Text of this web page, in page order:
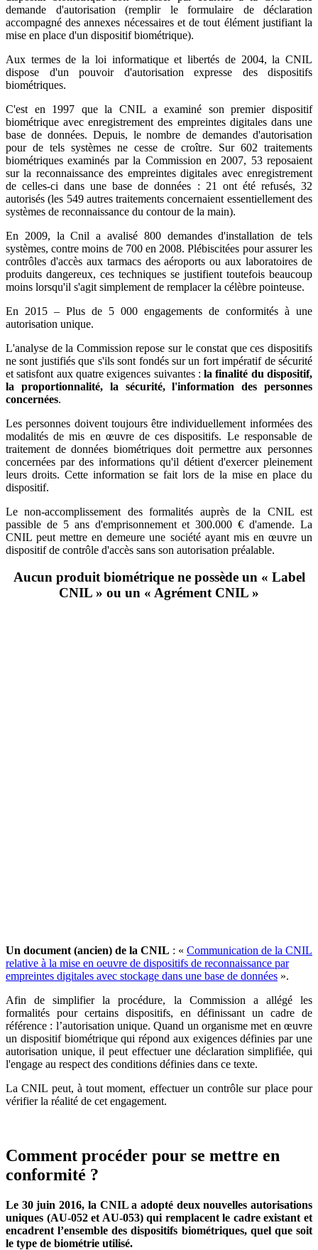
demande d'autorisation (remplir le formulaire de déclaration
accompagné des annexes nécessaires et de tout élément justifiant la
mise en place d'un dispositif biométrique).
Aux termes de la loi informatique et libertés de 2004, la CNIL
dispose d'un pouvoir d'autorisation expresse des dispositifs
biométriques.
C'est en 1997 que la CNIL a examiné son premier dispositif
biométrique avec enregistrement des empreintes digitales dans une
base de données. Depuis, le nombre de demandes d'autorisation
pour de tels systèmes ne cesse de croître. Sur 602 traitements
biométriques examinés par la Commission en 2007, 53 reposaient
sur la reconnaissance des empreintes digitales avec enregistrement
de celles-ci dans une base de données : 21 ont été refusés, 32
autorisés (les 549 autres traitements concernaient essentiellement des
systèmes de reconnaissance du contour de la main).
En 2009, la Cnil a avalisé 800 demandes d'installation de tels
systèmes, contre moins de 700 en 2008. Plébiscitées pour assurer les
contrôles d'accès aux tarmacs des aéroports ou aux laboratoires de
produits dangereux, ces techniques se justifient toutefois beaucoup
moins lorsqu'il s'agit simplement de remplacer la célèbre pointeuse.
En 2015 – Plus de 5 000 engagements de conformités à une
autorisation unique.
L'analyse de la Commission repose sur le constat que ces dispositifs
ne sont justifiés que s'ils sont fondés sur un fort impératif de sécurité
et satisfont aux quatre exigences suivantes :la finalité du dispositif,
la proportionnalité, la sécurité, l'information des personnes
concernées.
Les personnes doivent toujours être individuellement informées des
modalités de mis en œuvre de ces dispositifs. Le responsable de
traitement de données biométriques doit permettre aux personnes
concernées par des informations qu'il détient d'exercer pleinement
leurs droits. Cette information se fait lors de la mise en place du
dispositif.
Le non-accomplissement des formalités auprès de la CNIL est
passible de 5 ans d'emprisonnement et 300.000 € d'amende. La
CNIL peut mettre en demeure une société ayant mis en œuvre un
dispositif de contrôle d'accès sans son autorisation préalable.
Aucun produit biométrique ne possède un « Label
CNIL » ou un « Agrément CNIL »
Un document (ancien) de la CNIL : « Communication de la CNIL
relative à la mise en oeuvre de dispositifs de reconnaissance par
empreintes digitales avec stockage dans une base de données ».
Afin de simplifier la procédure, la Commission a allégé les
formalités pour certains dispositifs, en définissant un cadre de
référence : l’autorisation unique. Quand un organisme met en œuvre
un dispositif biométrique qui répond aux exigences définies par une
autorisation unique, il peut effectuer une déclaration simplifiée, qui
l'engage au respect des conditions définies dans ce texte.
La CNIL peut, à tout moment, effectuer un contrôle sur place pour
vérifier la réalité de cet engagement.
Comment procéder pour se mettre en
conformité ?
Le 30 juin 2016, la CNIL a adopté deux nouvelles autorisations
uniques (AU-052 et AU-053) qui remplacent le cadre existant et
encadrent l’ensemble des dispositifs biométriques, quel que soit
le type de biométrie utilisé.